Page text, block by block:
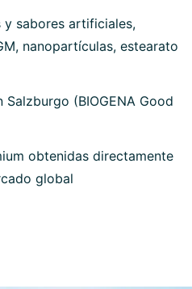
y sabores artificiales,
nanopartículas, estearato
(BIOGENA Good
obtenidas directamente
global